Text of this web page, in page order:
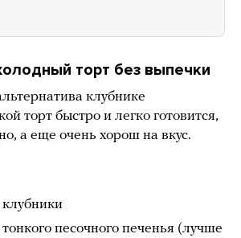
торт без выпечки
клубнике
торт быстро и легко готовится,
а еще очень хорош на вкус.
песочного печенья (лучше